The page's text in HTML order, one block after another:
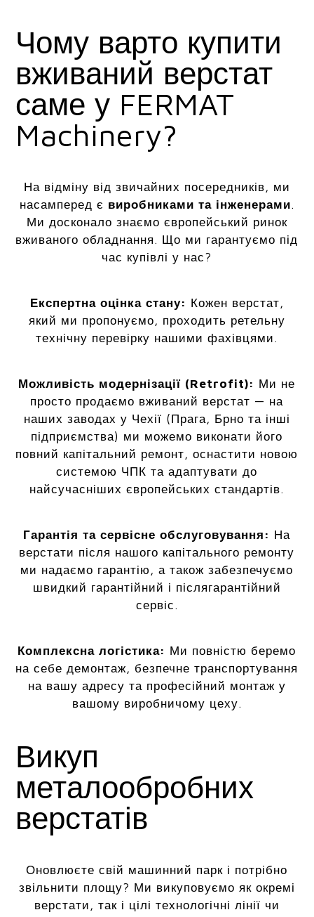
Чому варто купити
вживаний верстат
саме у FERMAT
Machinery?
На відміну від звичайних посередників, ми
насамперед є виробниками та інженерами.
Ми досконало знаємо європейський ринок
вживаного обладнання. Що ми гарантуємо під
час купівлі у нас?
Експертна оцінка стану: Кожен верстат,
який ми пропонуємо, проходить ретельну
технічну перевірку нашими фахівцями.
Можливість модернізації (Retrofit): Ми не
просто продаємо вживаний верстат — на
наших заводах у Чехії (Прага, Брно та інші
підприємства) ми можемо виконати його
повний капітальний ремонт, оснастити новою
системою ЧПК та адаптувати до
найсучасніших європейських стандартів.
Гарантія та сервісне обслуговування: На
верстати після нашого капітального ремонту
ми надаємо гарантію, а також забезпечуємо
швидкий гарантійний і післягарантійний
сервіс.
Комплексна логістика: Ми повністю беремо
на себе демонтаж, безпечне транспортування
на вашу адресу та професійний монтаж у
вашому виробничому цеху.
Викуп
металообробних
верстатів
Оновлюєте свій машинний парк і потрібно
звільнити площу? Ми викуповуємо як окремі
верстати, так і цілі технологічні лінії чи